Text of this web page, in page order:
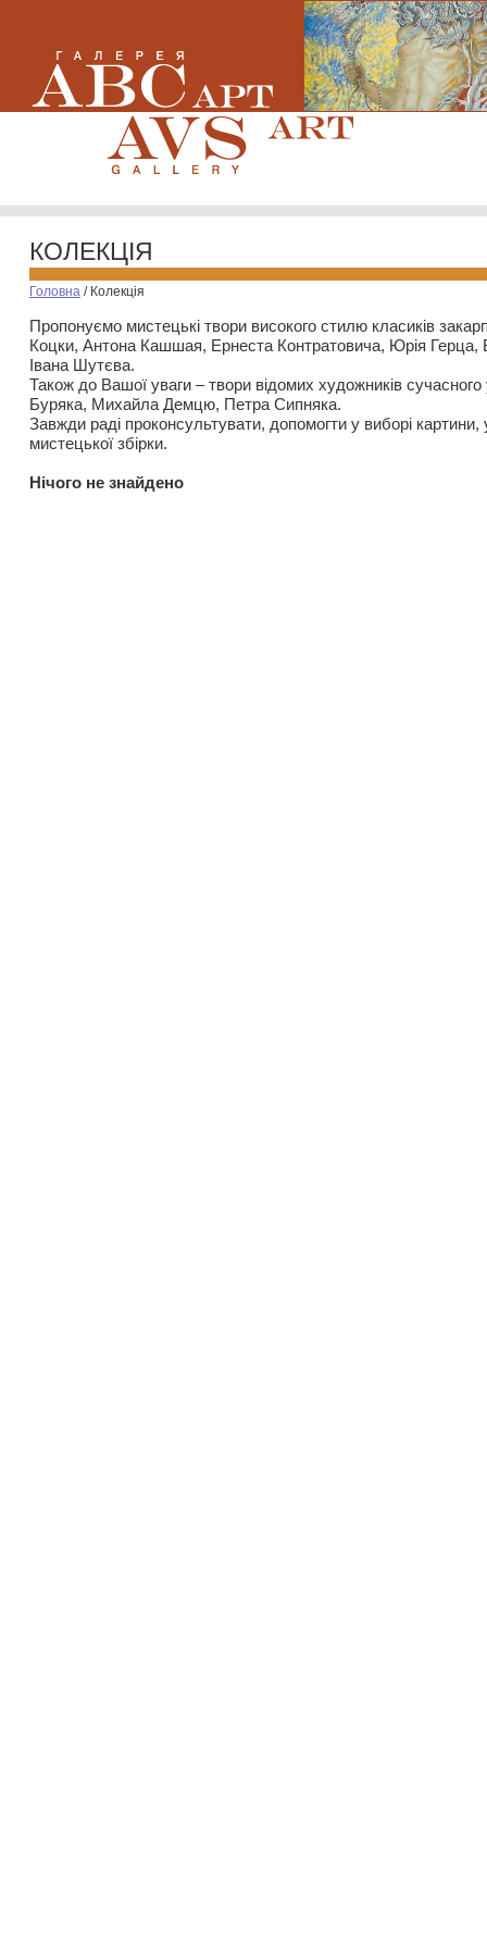
КОЛЕКЦІЯ
Головна / Колекція
Пропонуємо мистецькі твори високого стилю класиків
Коцки, Антона Кашшая, Ернеста Контратовича, Юрія
Івана Шутєва.
Також до Вашої уваги – твори відомих художників
Буряка, Михайла Демцю, Петра Сипняка.
Завжди раді проконсультувати, допомогти у виборі картини,
мистецької збірки.
Нiчого не знайдено